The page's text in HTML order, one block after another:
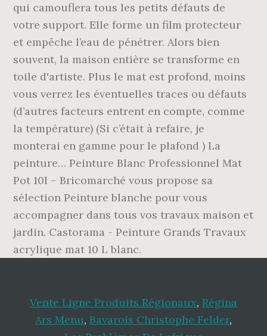
qui camouflera tous les petits défauts de
votre support. Elle forme un film protecteur
et empêche l’eau de pénétrer. Alors bien
souvent, la maison entière se transforme en
toile d'artiste. Plus le mat est profond, moins
vous verrez les éventuelles traces ou défauts
(d’autres facteurs entrent en compte, comme
la température) (Si c’était à refaire, je
monterai en gamme pour le plafond ) La
peinture… Peinture Blanc Professionnel Mat
Pot 10l – Bricomarché vous propose sa
sélection Peinture blanche pour vous
accompagner dans tous vos travaux maison et
jardin. Castorama - Peinture Grands Travaux
acrylique mat 10 L blanc.
Vente Ligne Produits Régionaux, Régina
Ars Menu, Bavarois Christophe Felder,